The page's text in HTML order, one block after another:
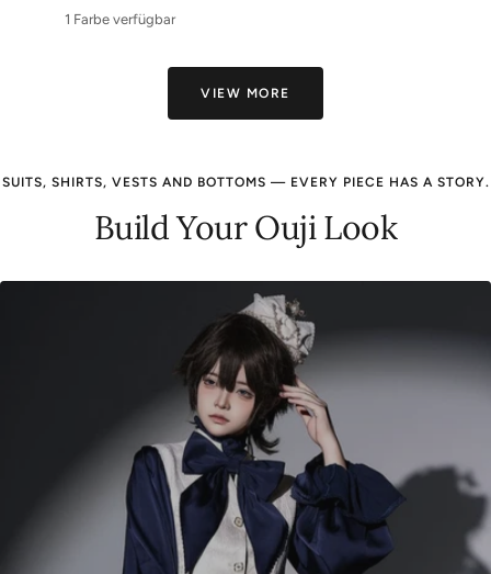
1 Farbe verfügbar
VIEW MORE
SUITS, SHIRTS, VESTS AND BOTTOMS — EVERY PIECE HAS A STORY.
Build Your Ouji Look